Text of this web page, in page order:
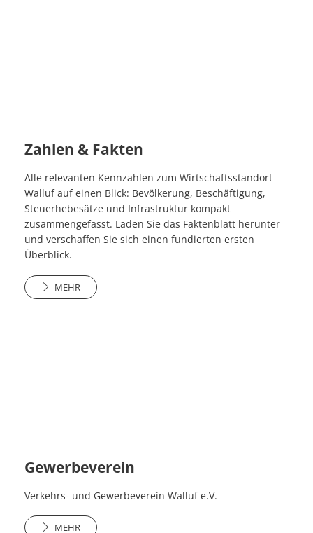
Zahlen & Fakten
Alle relevanten Kennzahlen zum Wirtschaftsstandort
Walluf auf einen Blick: Bevölkerung, Beschäftigung,
Steuerhebesätze und Infrastruktur kompakt
zusammengefasst. Laden Sie das Faktenblatt herunter
und verschaffen Sie sich einen fundierten ersten
Überblick.
MEHR
Gewerbeverein
Verkehrs- und Gewerbeverein Walluf e.V.
MEHR